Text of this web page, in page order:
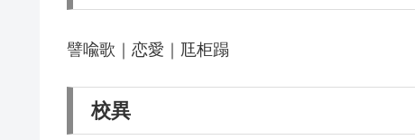
譬喩歌｜恋愛｜尫柜蹋
校異